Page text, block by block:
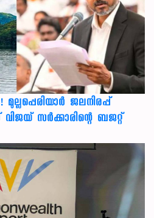
ജലനിരപ്പ്
സർക്കാരിന്റെ ബജറ്റ്